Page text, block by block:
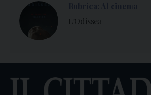
L’Odissea